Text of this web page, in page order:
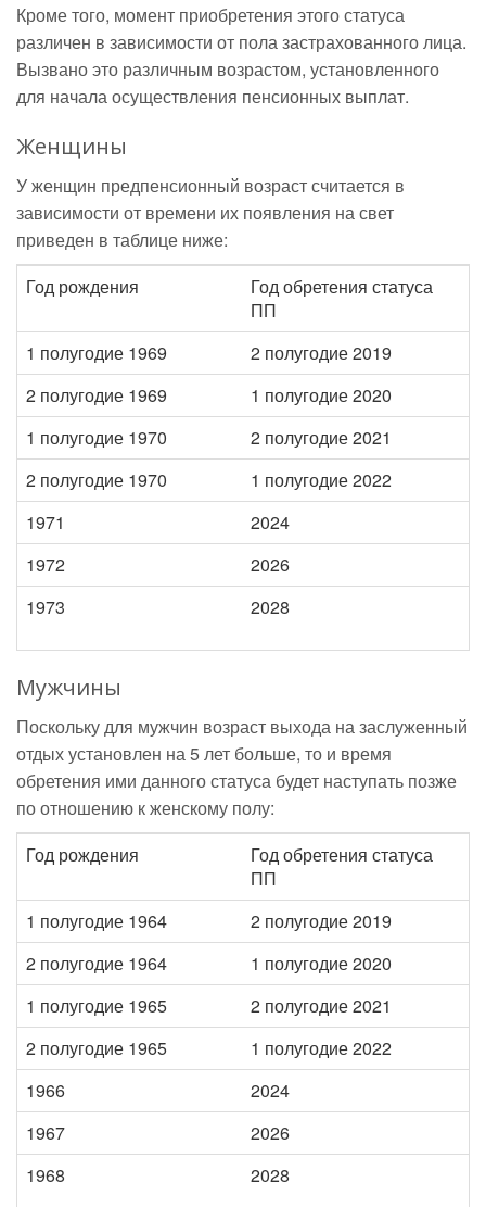
Кроме того, момент приобретения этого статуса
различен в зависимости от пола застрахованного лица.
Вызвано это различным возрастом, установленного
для начала осуществления пенсионных выплат.
Женщины
У женщин предпенсионный возраст считается в
зависимости от времени их появления на свет
приведен в таблице ниже:
Год рождения
Год обретения статуса
ПП
1 полугодие 1969
2 полугодие 2019
2 полугодие 1969
1 полугодие 2020
1 полугодие 1970
2 полугодие 2021
2 полугодие 1970
1 полугодие 2022
1971
2024
1972
2026
1973
2028
Мужчины
Поскольку для мужчин возраст выхода на заслуженный
отдых установлен на 5 лет больше, то и время
обретения ими данного статуса будет наступать позже
по отношению к женскому полу:
Год рождения
Год обретения статуса
ПП
1 полугодие 1964
2 полугодие 2019
2 полугодие 1964
1 полугодие 2020
1 полугодие 1965
2 полугодие 2021
2 полугодие 1965
1 полугодие 2022
1966
2024
1967
2026
1968
2028